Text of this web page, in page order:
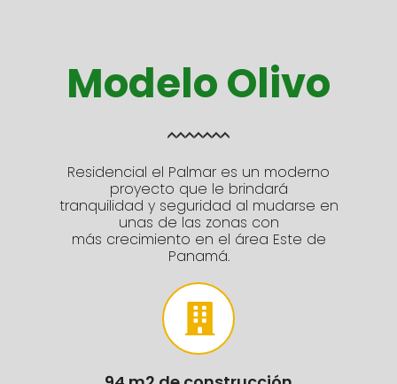
Modelo Olivo
Residencial el Palmar es un moderno
proyecto que le brindará
tranquilidad y seguridad al mudarse en
unas de las zonas con
más crecimiento en el área Este de
Panamá.